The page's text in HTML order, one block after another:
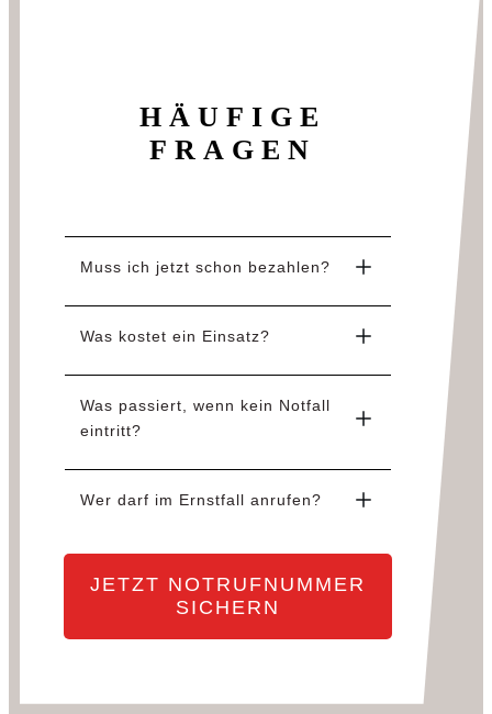
HÄUFIGE
FRAGEN
Muss ich jetzt schon bezahlen?
Was kostet ein Einsatz?
Was passiert, wenn kein Notfall
eintritt?
Wer darf im Ernstfall anrufen?
JETZT NOTRUFNUMMER
SICHERN